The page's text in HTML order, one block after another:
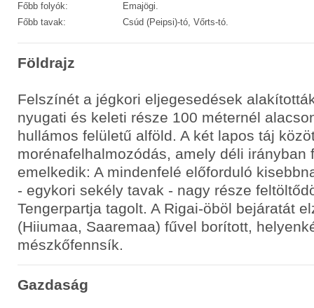
Főbb folyók:
Emajögi.
Főbb tavak:
Csúd (Peipsi)-tó, Vőrts-tó.
Földrajz
Felszínét a jégkori eljegesedések
nyugati és keleti része 100 méternél
hullámos felületű alföld. A két lapos táj
morénafelhalmozódás, amely déli irányban
emelkedik: A mindenfelé előforduló
- egykori sekély tavak - nagy része
Tengerpartja tagolt. A Rigai-öböl bejáratát
(Hiiumaa, Saaremaa) fűvel borított,
mészkőfennsík.
Gazdaság